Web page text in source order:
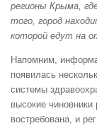
регионы Крыма,
того, город
которой едут на
Напомним,
появилась
системы
высокие
востребована, и